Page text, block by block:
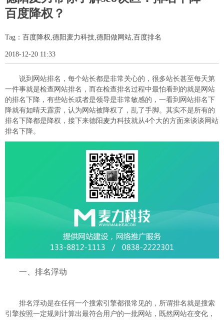
在专业策略指导下，从客户需求出发，使设计有的放矢
百度降权？
Tag：百度降权,德阳麦力科技,德阳做网站,百度排名
2018-12-20 11:33
说到网站排名，每个站长都是非常关心的，很多站长甚至每天第
一件事就是检查网站排名，而在检查排名过程中最怕看到的就是网站
的排名下降，有些站长或者是领导是非常敏感的，一看到网站排名下
降就有如晴天霹雳，认为网站被降权了，乱了手脚。其实不是所有的
排名下降都是降权，接下来德阳 麦力科技就从4个大的方面来谈谈网站
排名下降。
一、排名浮动
排名浮动是在任何一个搜索引擎都很常见的，所谓排名就是搜索
引擎按照一定规则计算出最符合用户的一批网站，既然网站在变化，